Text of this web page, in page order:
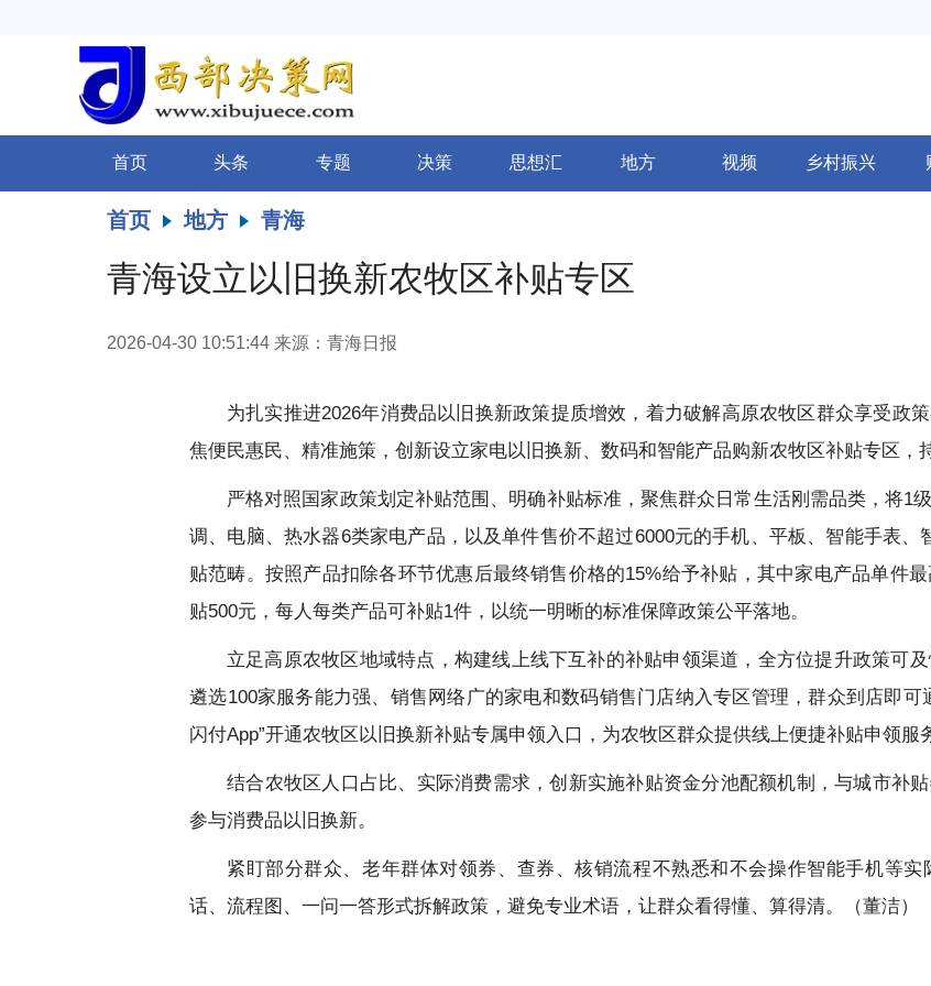
首页 头条 专题 决策 思想汇 地方 视频 乡村振兴
首页 地方 青海
青海设立以旧换新农牧区补贴专区
2026-04-30 10:51:44 来源：青海日报
为扎实推进2026年消费品以旧换新政策提质增效，着力破解高原农牧区群众享受政
焦便民惠民、精准施策，创新设立家电以旧换新、数码和智能产品购新农牧区补贴专区，
严格对照国家政策划定补贴范围、明确补贴标准，聚焦群众日常生活刚需品类，将1
调、电脑、热水器6类家电产品，以及单件售价不超过6000元的手机、平板、智能手表
贴范畴。按照产品扣除各环节优惠后最终销售价格的15%给予补贴，其中家电产品单件
贴500元，每人每类产品可补贴1件，以统一明晰的标准保障政策公平落地。
立足高原农牧区地域特点，构建线上线下互补的补贴申领渠道，全方位提升政策可
遴选100家服务能力强、销售网络广的家电和数码销售门店纳入专区管理，群众到店即
闪付App”开通农牧区以旧换新补贴专属申领入口，为农牧区群众提供线上便捷补贴申领服
结合农牧区人口占比、实际消费需求，创新实施补贴资金分池配额机制，与城市补
参与消费品以旧换新。
紧盯部分群众、老年群体对领券、查券、核销流程不熟悉和不会操作智能手机等
话、流程图、一问一答形式拆解政策，避免专业术语，让群众看得懂、算得清。（董洁）